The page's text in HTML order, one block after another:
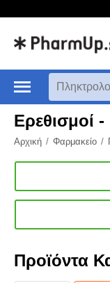
Ερεθισμοί -
Αρχική / Φαρμακείο /
Προϊόντα